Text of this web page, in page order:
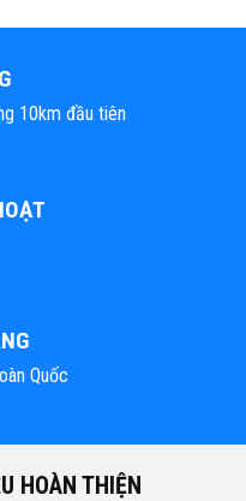
10km đầu tiên
Quốc
HOÀN THIỆN